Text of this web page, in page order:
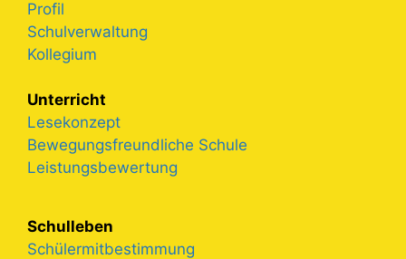
Profil
Schulverwaltung
Kollegium
Unterricht
Lesekonzept
Bewegungsfreundliche Schule
Leistungsbewertung
Schulleben
Schülermitbestimmung